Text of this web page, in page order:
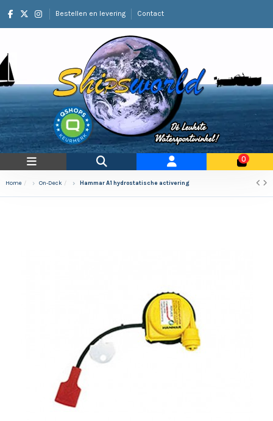
Bestellen en levering Contact
0
Home On-Deck Hammar A1 hydrostatische activering